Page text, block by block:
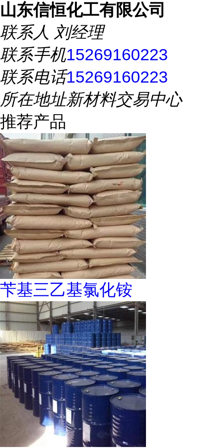
山东信恒化工有限公司
联系人 刘经理
联系手机15269160223
联系电话15269160223
所在地址新材料交易中心
推荐产品
苄基三乙基氯化铵